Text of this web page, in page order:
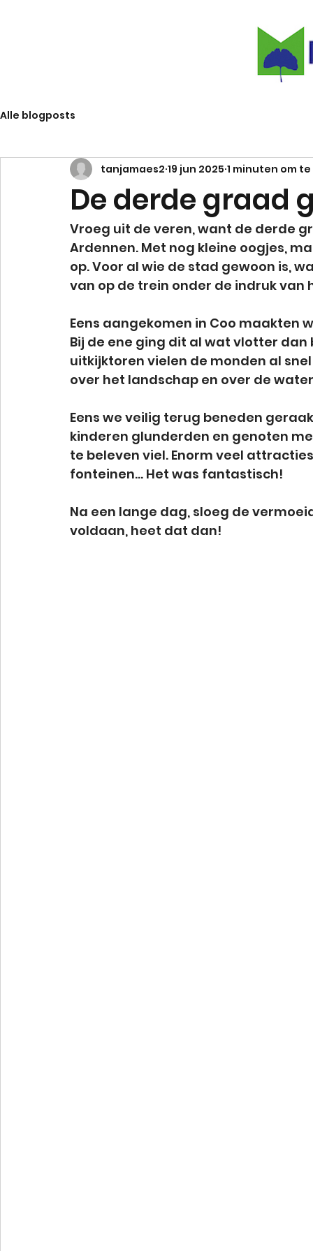
Alle blogposts
De derde graad
tanjamaes2 19 jun 2025 1 minuten om
Vroeg uit de veren, want de derde
Ardennen. Met nog kleine oogjes,
op. Voor al wie de stad gewoon is,
van op de trein onder de indruk van
Eens aangekomen in Coo maakten
Bij de ene ging dit al wat vlotter
uitkijktoren vielen de monden al
over het landschap en over de
Eens we veilig terug beneden
kinderen glunderden en genoten
te beleven viel. Enorm veel
fonteinen... Het was fantastisch!
Na een lange dag, sloeg de
voldaan, heet dat dan!